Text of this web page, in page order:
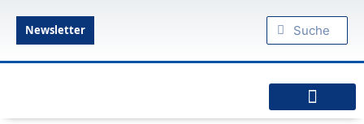
Inhalt
springen
Newsletter Suche
Suche